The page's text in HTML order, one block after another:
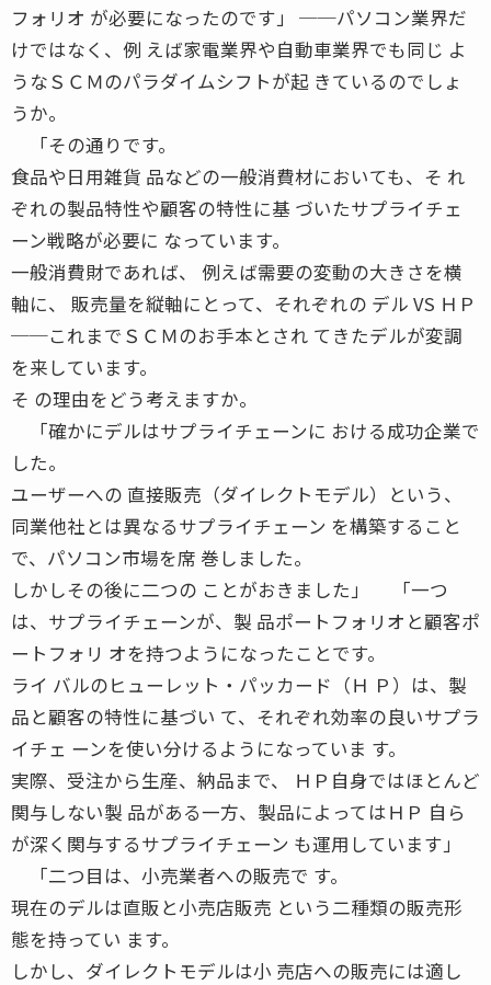
フォリオ が必要になったのです」 ──パソコン業界だ
けではなく、例 えば家電業界や自動車業界でも同じ よ
うなＳＣＭのパラダイムシフトが起 きているのでしょ
うか。
「その通りです。
食品や日用雑貨 品などの一般消費材においても、そ れ
ぞれの製品特性や顧客の特性に基 づいたサプライチェ
ーン戦略が必要に なっています。
一般消費財であれば、 例えば需要の変動の大きさを横
軸に、 販売量を縦軸にとって、それぞれの デル VS ＨＰ
──これまでＳＣＭのお手本とされ てきたデルが変調
を来しています。
そ の理由をどう考えますか。
「確かにデルはサプライチェーンに おける成功企業で
した。
ユーザーへの 直接販売（ダイレクトモデル）という、
同業他社とは異なるサプライチェーン を構築すること
で、パソコン市場を席 巻しました。
しかしその後に二つの ことがおきました」 「一つ
は、サプライチェーンが、製 品ポートフォリオと顧客ポ
ートフォリ オを持つようになったことです。
ライ バルのヒューレット・パッカード（Ｈ Ｐ）は、製
品と顧客の特性に基づい て、それぞれ効率の良いサプラ
イチェ ーンを使い分けるようになっていま す。
実際、受注から生産、納品まで、 ＨＰ自身ではほとんど
関与しない製 品がある一方、製品によってはＨＰ 自ら
が深く関与するサプライチェーン も運用しています」
「二つ目は、小売業者への販売で す。
現在のデルは直販と小売店販売 という二種類の販売形
態を持ってい ます。
しかし、ダイレクトモデルは小 売店への販売には適し